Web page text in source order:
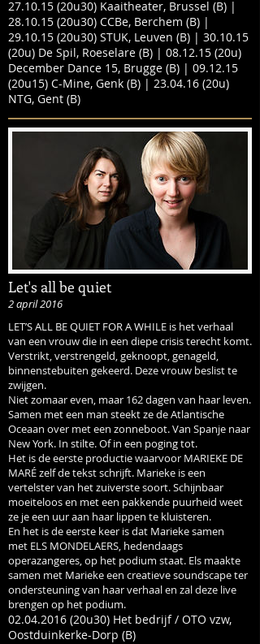
27.10.15 (20u30) Kaaitheater, Brussel (B) |
28.10.15 (20u30) CCBe, Berchem (B) |
29.10.15 (20u30) STUK, Leuven (B) | 30.10.15
(20u) De Spil, Roeselare (B) | 08.12.15 (20u)
December Dance 15, Brugge (B) | 09.12.15
(20u15) C-Mine, Genk (B) | 23.04.16 (20u)
NTG, Gent (B)
Let's all be quiet
2 april 2016
LET’S ALL BE QUIET FOR A WHILE is het verhaal
van een vrouw die in een diepe crisis terecht komt.
Verstrikt, verstrengeld, geknoopt, genageld,
binnenstebuiten gekeerd. Deze vrouw beslist te
zwijgen.
Niet zomaar even, maar 162 dagen van haar leven.
Samen met een man steekt ze de Atlantische
Oceaan over met een zonneboot. Van Spanje naar
New York. In stilte. Of in een poging tot.
Het is de eerste productie waarvoor MARIEKE DE
MARÉ zelf de tekst schrijft. Marieke is een
vertelster van het zuiverste soort. Schijnbaar
moeiteloos en met een pakkende puurheid weet
ze je een uur aan haar lippen te kluisteren.
En het is de eerste keer is dat Marieke samen
met ELS MONDELAERS, hedendaags
operazangeres, op het podium staat. Els maakte
samen met Marieke een creatieve soundscape ter
ondersteuning van haar verhaal en zal deze live
brengen op het podium.
02.04.2016 (20u30) Het bedrijf / OTO vzw,
Oostduinkerke-Dorp (B)